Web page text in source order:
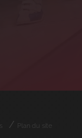
Plan du site